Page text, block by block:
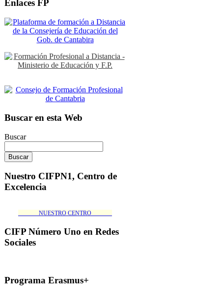
Enlaces FP
Buscar en esta Web
Buscar
Nuestro CIFPN1, Centro de
Excelencia
_______NUESTRO CENTRO_______
CIFP Número Uno en Redes
Sociales
Programa Erasmus+